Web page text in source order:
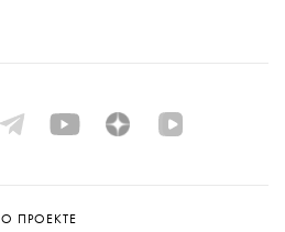
О ПРОЕКТЕ